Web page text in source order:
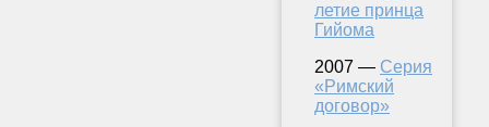
летие принца
Гийома
2007 — Серия
«Римский
договор»